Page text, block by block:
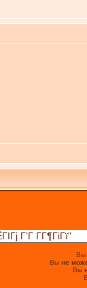
Вы
Вы не
Вы